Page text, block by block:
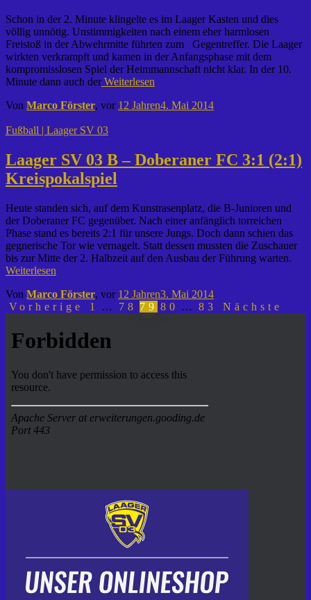
Schon in der 2. Minute klingelte es im Laager Kasten und dies
völlig unnötig. Unstimmigkeiten nach einem eher harmlosen
Freistoß in der Abwehrmitte führten zum Gegentreffer. Die Laager
wirkten verkrampft und kamen in der Anfangsphase mit dem
kompromisslosen Spiel der Heimmannschaft nicht klar. In der 10.
Minute dann auch derWeiterlesen
Von Marco Förster, vor 12 Jahren4. Mai 2014
Fußball | Laager SV 03
Laager SV 03 B – Doberaner FC 3:1 (2:1)
Kreispokalspiel
Heute standen sich, auf dem Kunstrasenplatz, die B-Junioren und
der Doberaner FC gegenüber. Nach einer anfänglich torreichen
Phase stand es bereits 2:1 für unsere Jungs. Doch dann schien das
gegnerische Tor wie vernagelt. Statt dessen mussten die Zuschauer
bis zur Mitte der 2. Halbzeit auf den Ausbau der Führung warten.
Weiterlesen
Von Marco Förster, vor 12 Jahren3. Mai 2014
Seitennummerierung
Beiträge
Vorherige 1 … 78 79 80 … 83 Nächste